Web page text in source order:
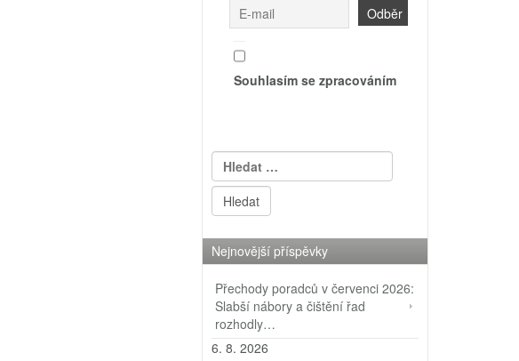
Souhlasím se zpracováním
Vyhledávání
Nejnovější příspěvky
Přechody poradců v červenci 2026:
Slabší nábory a čištění řad
rozhodly…
6. 8. 2026